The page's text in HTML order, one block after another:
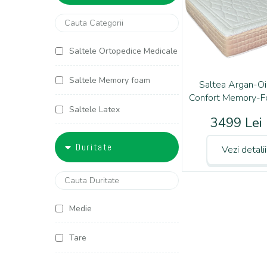
100x200
120x190
120x200
125x200
140x190
140x200
Saltele Ortopedice Medicale
Saltele Memory foam
Saltele Latex
Saltele Americane
Duritate
Medie
Tare
Saltea Argan-
Confort Memory-
3499 Lei
Vezi